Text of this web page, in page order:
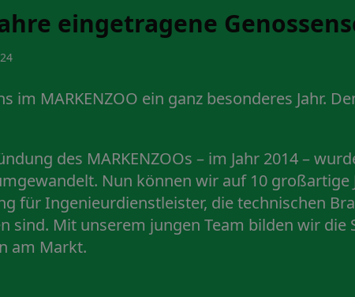
eingetragene
im MARKENZOO ein ganz besonderes Jahr.
des MARKENZOOs – im Jahr 2014 –
Nun können wir auf 10
für Ingenieurdienstleister, die technischen
sind. Mit unserem jungen Team bilden wir
am Markt.